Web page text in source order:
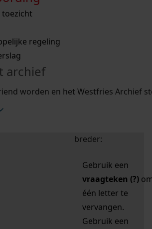
weg met een aantal zoektips.
weg met een aantal zoektips.
toezicht
regeling
archief
worden en het Westfries Archief
zoektips
uw zoekopdracht te
breder:
Gebruik een
vraagteken (?)
één letter te
vervangen.
Gebruik een